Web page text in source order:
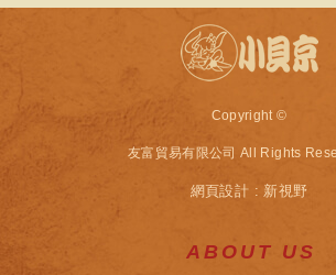
Copyright ©
友富貿易有限公司 All Rights
網頁設計 : 新視野
ABOUT US